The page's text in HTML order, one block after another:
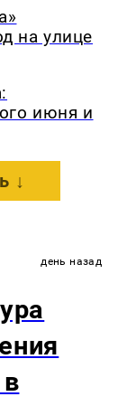
на улице
июня и
↓
день назад